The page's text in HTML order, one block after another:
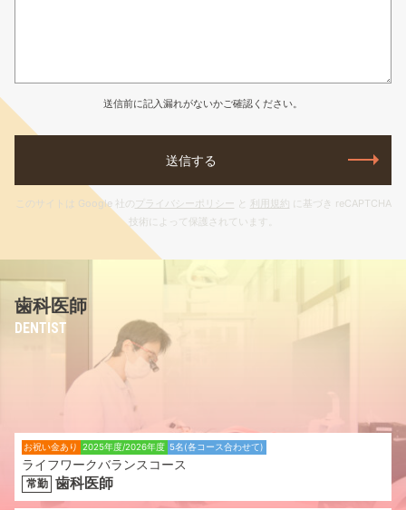
送信前に記入漏れがないかご確認ください。
送信する
ー
名
を
入
だ
さ
い
。
このサイトは Google 社のプライバシーポリシー と 利用規約
に基づき reCAPTCHA
技術によって保護されています。
歯科医師
DENTIST
お祝い金あり 2025年度/2026年度 5名(各コース合わせて)
ライフワークバランスコース
常勤 歯科医師